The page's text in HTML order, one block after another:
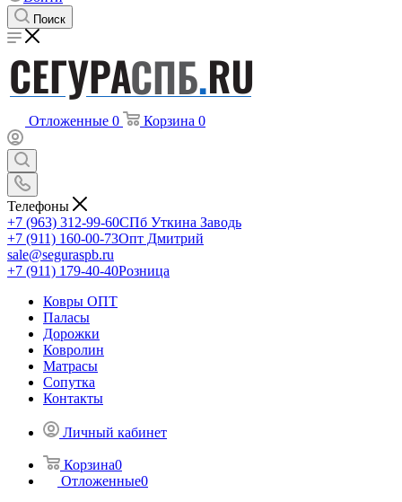
Поиск
Отложенные 0 Корзина 0
Телефоны
+7 (963) 312-99-60СПб Уткина Заводь
+7 (911) 160-00-73Опт Дмитрий
sale@seguraspb.ru
+7 (911) 179-40-40Розница
Ковры ОПТ
Паласы
Дорожки
Ковролин
Матрасы
Сопутка
Контакты
Личный кабинет
Корзина0
Отложенные0